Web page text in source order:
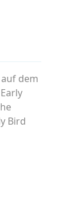
dem
Bird